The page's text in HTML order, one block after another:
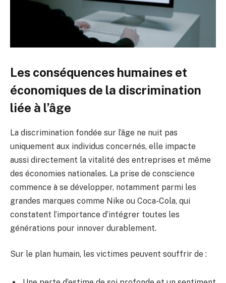
Les conséquences humaines et
économiques de la discrimination
liée à l’âge
La discrimination fondée sur l’âge ne nuit pas
uniquement aux individus concernés, elle impacte
aussi directement la vitalité des entreprises et même
des économies nationales. La prise de conscience
commence à se développer, notamment parmi les
grandes marques comme Nike ou Coca-Cola, qui
constatent l’importance d’intégrer toutes les
générations pour innover durablement.
Sur le plan humain, les victimes peuvent souffrir de :